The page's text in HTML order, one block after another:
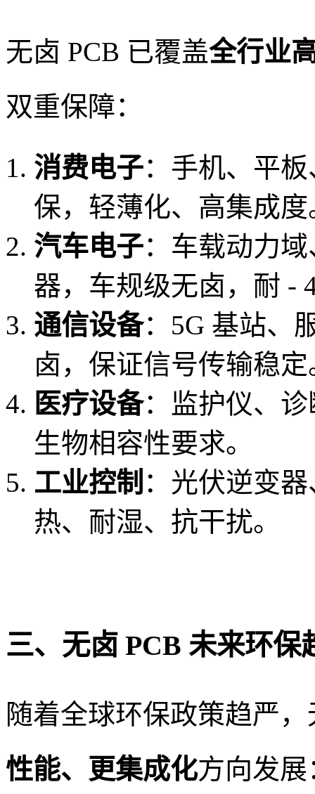
无卤 PCB 已覆盖全行业
双重保障：
消费电子：手机、平
保，轻薄化、高集成度
汽车电子：车载动力
器，车规级无卤，耐
通信设备：5G 基站、
卤，保证信号传输稳定
医疗设备：监护仪、
生物相容性要求。
工业控制 ：光伏逆变
热、耐湿、抗干扰。
三、无卤 PCB 未来环保
随着全球环保政策趋严
性能、更集成化方向发展